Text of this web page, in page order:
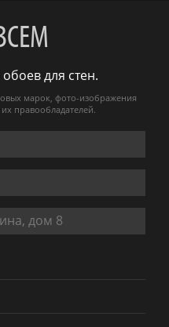
для стен.
марок, фото-изображения
правообладателей.
дом 8